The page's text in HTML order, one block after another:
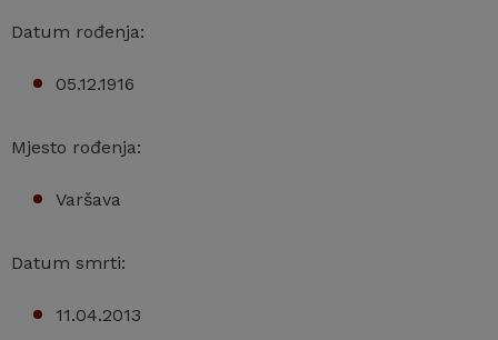
Datum rođenja:
05.12.1916
Mjesto rođenja:
Varšava
Datum smrti:
11.04.2013